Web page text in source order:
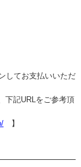
してお支払いいただ
下記URLをご参考頂
】